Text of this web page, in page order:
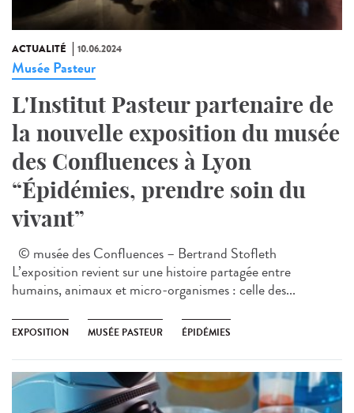
ACTUALITÉ 10.06.2024
Musée Pasteur
L'Institut Pasteur partenaire de
la nouvelle exposition du musée
des Confluences à Lyon
“Épidémies, prendre soin du
vivant”
© musée des Confluences – Bertrand Stofleth
L’exposition revient sur une histoire partagée entre
humains, animaux et micro-organismes : celle des...
EXPOSITION MUSÉE PASTEUR ÉPIDÉMIES